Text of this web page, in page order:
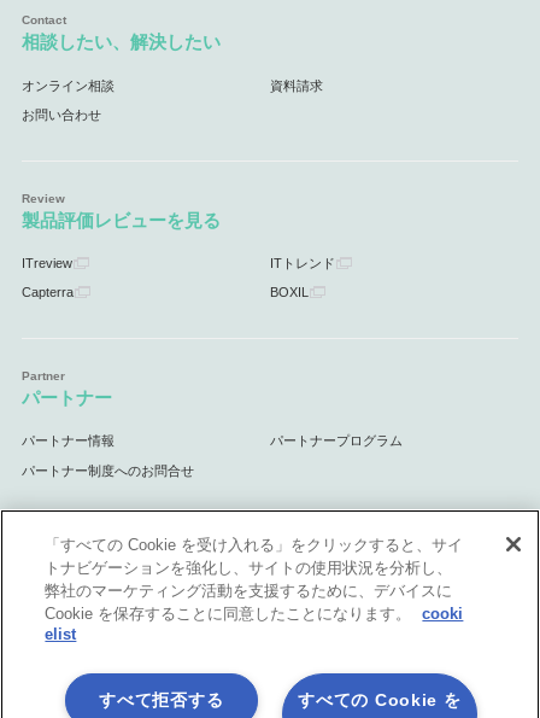
相談したい、解決したい
オンライン相談 資料請求
お問い合わせ
製品評価レビューを見る
ITreview ITトレンド
Capterra BOXIL
パートナー
パートナー情報 パートナープログラム
パートナー制度へのお問合せ
サポート
サポート情報
「すべての Cookie を受け入れる」をクリックすると、サイ
トナビゲーションを強化し、サイトの使用状況を分析し、
弊社のマーケティング活動を支援するために、デバイスに
Cookie を保存することに同意したことになります。
cooki
elist
すべての Cookie を
すべて拒否する